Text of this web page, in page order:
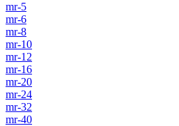
mr-5
mr-6
mr-8
mr-10
mr-12
mr-16
mr-20
mr-24
mr-32
mr-40